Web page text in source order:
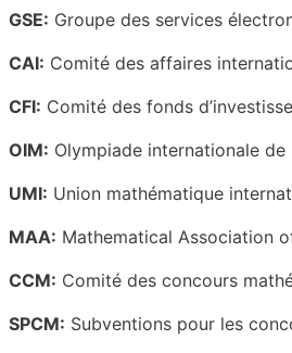
GSE: Groupe des services
CAI: Comité des affaires
CFI: Comité des fonds
OIM: Olympiade internationale de
UMI: Union mathématique
MAA: Mathematical Association
CCM: Comité des concours
SPCM: Subventions pour les